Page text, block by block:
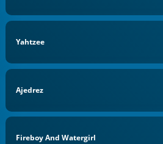
Yahtzee
Ajedrez
Fireboy And Watergirl